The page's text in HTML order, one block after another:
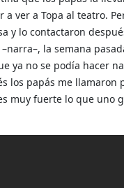
ver a Topa al teatro.
y lo contactaron
la semana
ya no se podía hacer
los papás me llamaron
muy fuerte lo que uno